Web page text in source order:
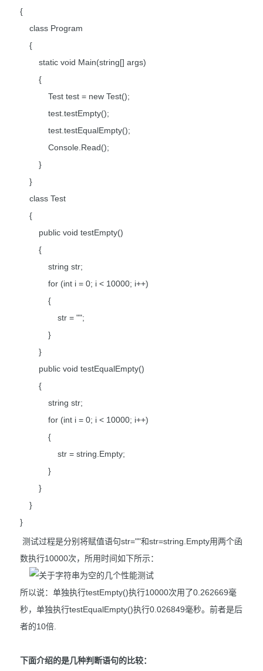
{
class Program
{
static void Main(string[] args)
{
Test test = new Test();
test.testEmpty();
test.testEqualEmpty();
Console.Read();
}
}
class Test
{
public void testEmpty()
{
string str;
for (int i = 0; i < 10000; i++)
{
str = "";
}
}
public void testEqualEmpty()
{
string str;
for (int i = 0; i < 10000; i++)
{
str = string.Empty;
}
}
}
}
测试过程是分别将赋值语句str=""和str=string.Empty用两个函
数执行10000次，所用时间如下所示：
所以说：单独执行testEmpty()执行10000次用了0.262669毫
秒，单独执行testEqualEmpty()执行0.026849毫秒。前者是后
者的10倍.
下面介绍的是几种判断语句的比较：